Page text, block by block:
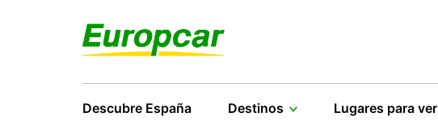
Descubre España Destinos Lugares para ver